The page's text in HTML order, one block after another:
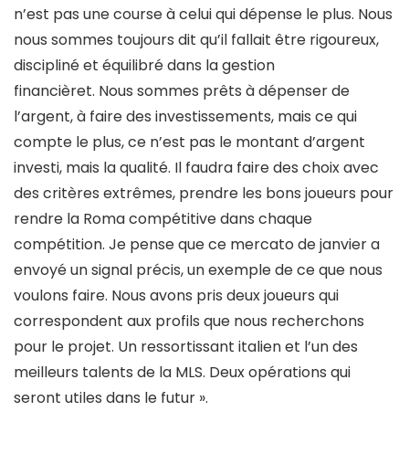
n’est pas une course à celui qui dépense le plus. Nous
nous sommes toujours dit qu’il fallait être rigoureux,
discipliné et équilibré dans la gestion
financièret. Nous sommes prêts à dépenser de
l’argent, à faire des investissements, mais ce qui
compte le plus, ce n’est pas le montant d’argent
investi, mais la qualité. Il faudra faire des choix avec
des critères extrêmes, prendre les bons joueurs pour
rendre la Roma compétitive dans chaque
compétition. Je pense que ce mercato de janvier a
envoyé un signal précis, un exemple de ce que nous
voulons faire. Nous avons pris deux joueurs qui
correspondent aux profils que nous recherchons
pour le projet. Un ressortissant italien et l’un des
meilleurs talents de la MLS. Deux opérations qui
seront utiles dans le futur ».